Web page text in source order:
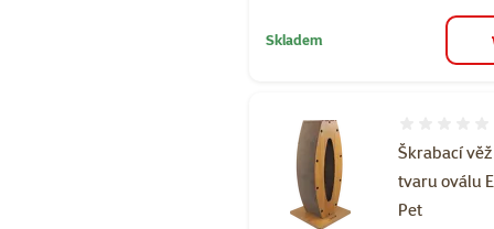
Skladem
Škrabací
tvaru oválu
Pet